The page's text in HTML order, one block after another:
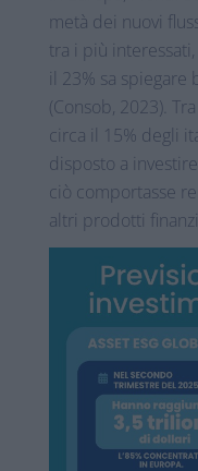
metà dei nuovi
tra i più
il 23% sa spiegare
(Consob, 2023).
circa il 15% degli
disposto a
ciò comportasse
altri prodotti